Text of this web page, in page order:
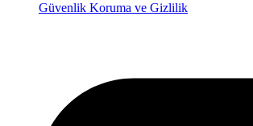
Güvenlik Koruma ve Gizlilik